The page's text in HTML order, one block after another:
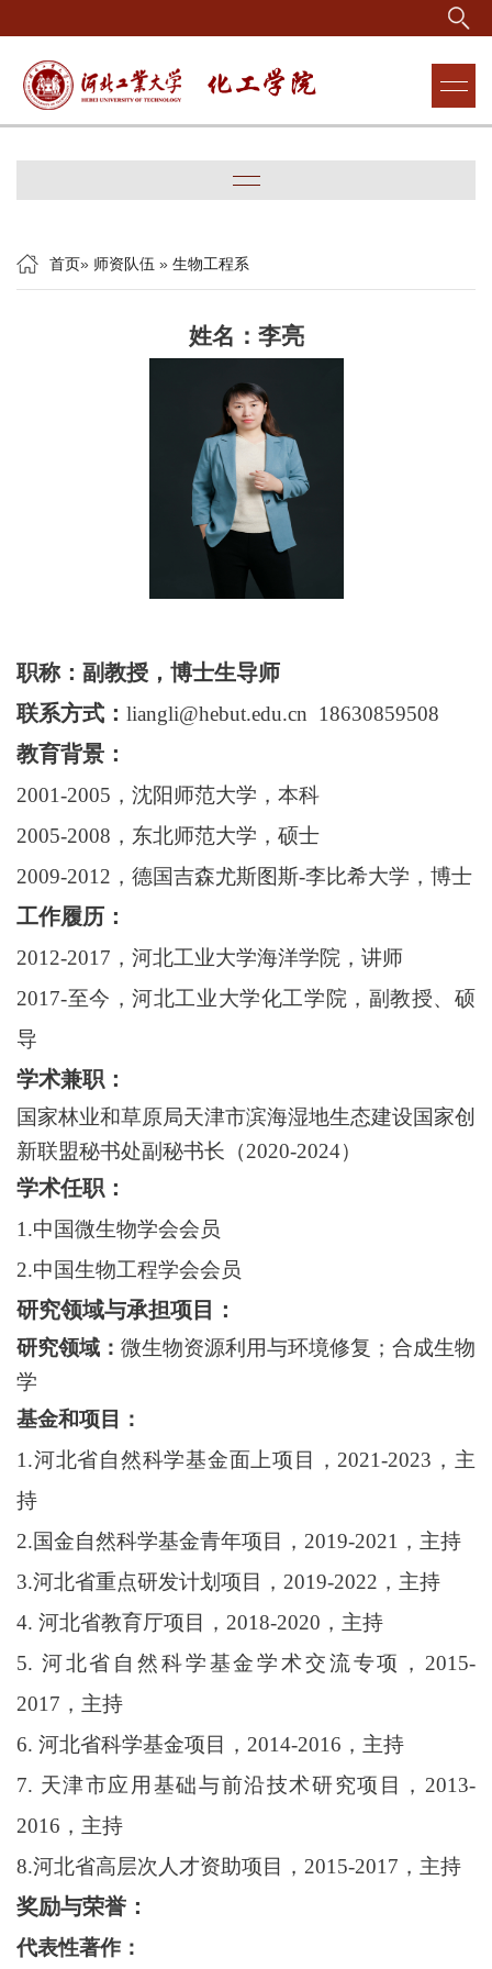
首页» 师资队伍 » 生物工程系
姓名：李亮
职称：副教授 ，博士生导师
联系方式： liangli@hebut.edu.cn 18630859508
教育背景：
2001-2005，沈阳师范大学，本科
2005-2008，东北师范大学，硕士
2009-2012，德国吉森尤斯图斯-李比希大学，博士
工作履历：
2012-2017，河北工业大学海洋学院，讲师
2017-至今，河北工业大学化工学院，副教授、硕
导
学术兼职：
国家林业和草原局天津市滨海湿地生态建设国家创
新联盟秘书处副秘书长（2020-2024）
学术任职：
1.中国微生物学会会员
2.中国生物工程学会会员
研究领域与承担项目：
研究领域： 微生物资源利用与环境修复 ； 合成生物
学
基金和项目：
1.河北省自然科学基金面上项目，2021-2023，主
持
2.国金自然科学基金青年项目，2019-2021，主持
3.河北省重点研发计划项目，2019-2022，主持
4. 河北省教育厅项目，2018-2020，主持
5. 河北省自然科学基金学术交流专项，2015-
2017，主持
6. 河北省科学基金项目，2014-2016，主持
7. 天津市应用基础与前沿技术研究项目，2013-
2016，主持
8.河北省高层次人才资助项目，2015-2017，主持
奖励与荣誉：
代表性著作：